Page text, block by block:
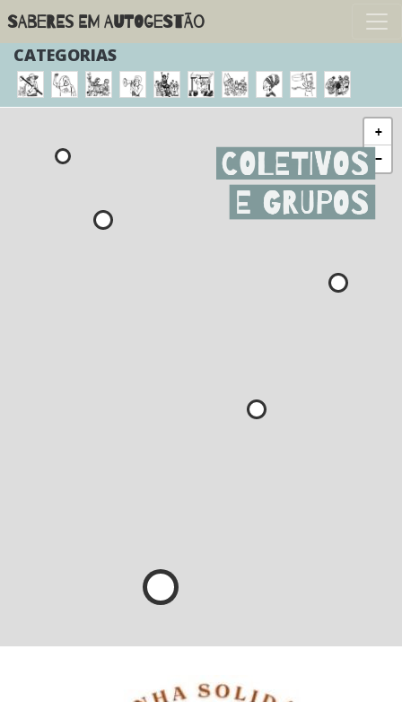
para
principal
SABERES EM AUTOGESTÃO
CATEGORIAS
+
−